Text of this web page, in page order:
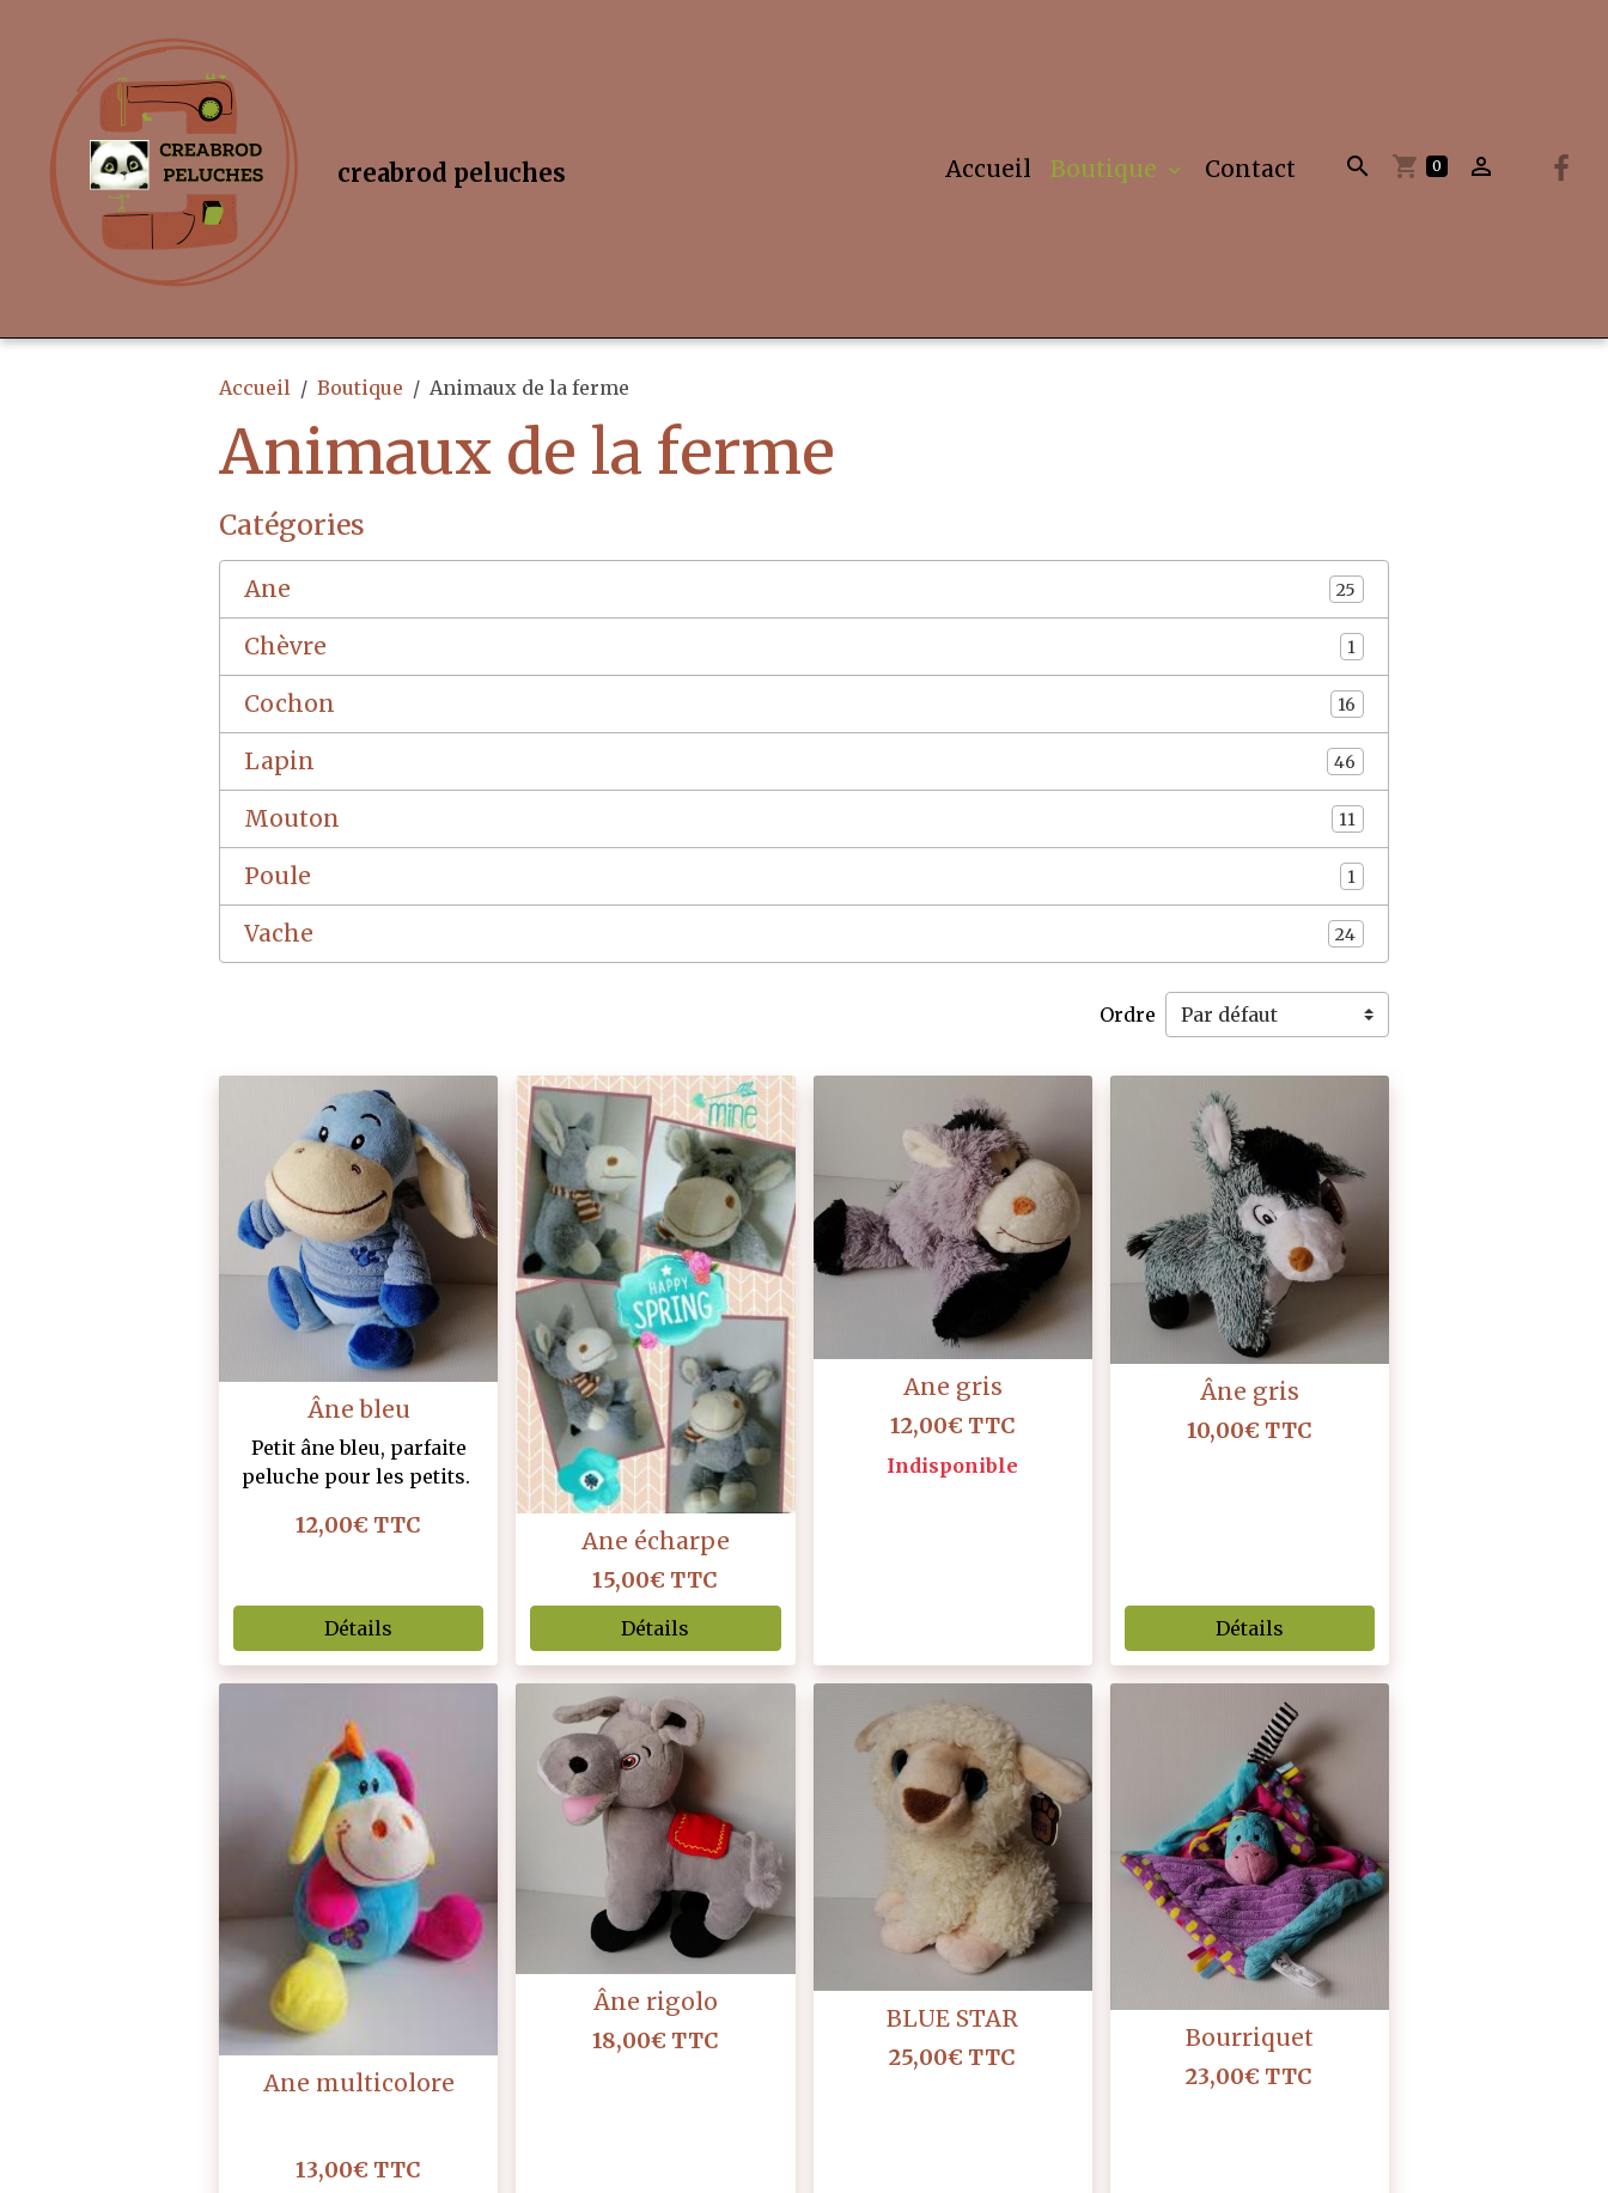
creabrod peluches Accueil Boutique Contact 0
Accueil Boutique Animaux de la ferme
Animaux de la ferme
Catégories
Ane 25
Chèvre 1
Cochon 16
Lapin 46
Mouton 11
Poule 1
Vache 24
Ordre
Âne bleu
Petit âne bleu, parfaite
peluche pour les petits.
12,00€ TTC
Détails
Ane écharpe
15,00€ TTC
Détails
Ane gris
12,00€ TTC
Indisponible
Âne gris
10,00€ TTC
Détails
Ane multicolore
13,00€ TTC
Âne rigolo
18,00€ TTC
BLUE STAR
25,00€ TTC
Bourriquet
23,00€ TTC